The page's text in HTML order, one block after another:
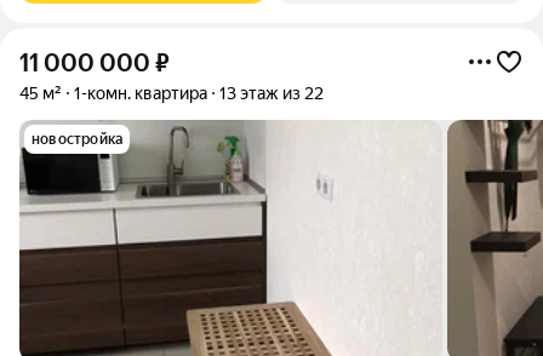
11 000 000 ₽
45 м² 1-комн. квартира 13 этаж из 22
новостройка